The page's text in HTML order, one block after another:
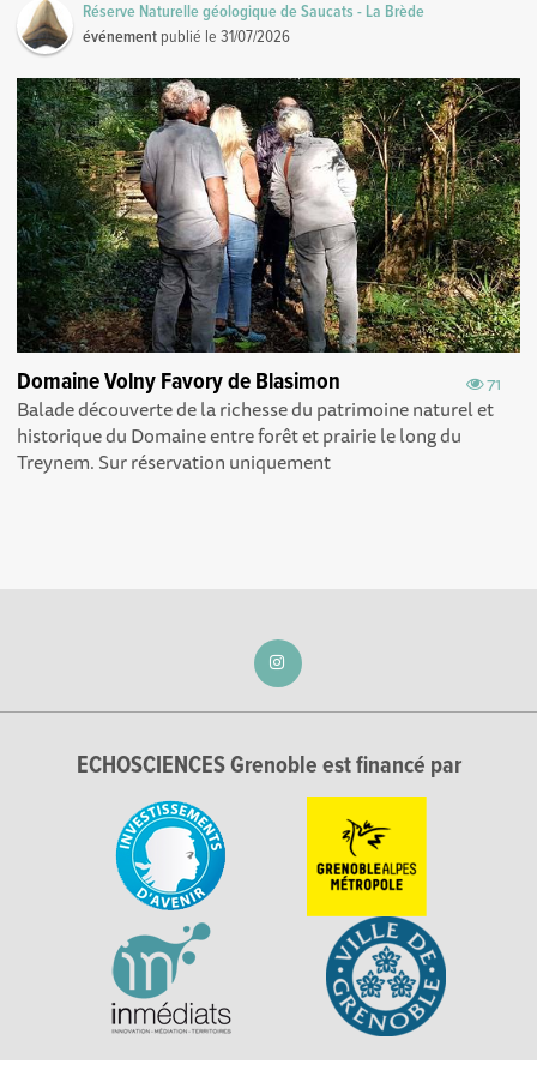
Réserve Naturelle géologique de Saucats - La Brède
événement publié le31/07/2026
71
Domaine Volny Favory de Blasimon
Balade découverte de la richesse du patrimoine naturel et
historique du Domaine entre forêt et prairie le long du
Treynem. Sur réservation uniquement
ECHOSCIENCES Grenoble est financé par